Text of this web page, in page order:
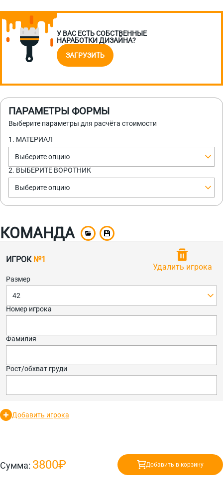
У ВАС ЕСТЬ СОБСТВЕННЫЕ
НАРАБОТКИ ДИЗАЙНА?
ЗАГРУЗИТЬ
ПАРАМЕТРЫ ФОРМЫ
Выберите параметры для расчёта стоимости
1. МАТЕРИАЛ
Выберите опцию
2. ВЫБЕРИТЕ ВОРОТНИК
Выберите опцию
КОМАНДА
ИГРОК №1
Удалить игрока
Размер
42
Номер игрока
Фамилия
Рост/обхват груди
Добавить игрока
Сумма: 3800₽ Добавить в корзину